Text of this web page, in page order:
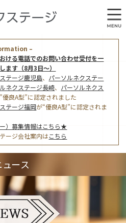
にかかる情報公表
–
ける電話でのお問い合わせ受付を一
ます（8月3日～）
テージ鹿児島、 パーソルネクステー
ネクステージ長崎、 パーソルネクス
優良A型”に認定されました
テージ福岡が“優良A型”に認定されま
）募集情報はこちら★
ージ会社案内はこちら
ュース